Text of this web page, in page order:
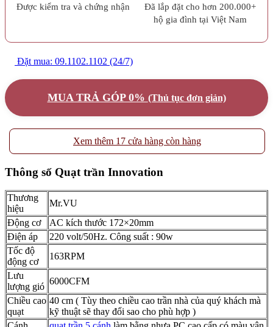
Được kiểm tra và chứng nhận
Đã lắp đặt cho hơn 200.000+
hộ gia đình tại Việt Nam
Đặt mua: 09.1102.1102 (24/7)
MUA TRẢ GÓP 0% (Thủ tục đơn giản)
Xem thêm 17 cửa hàng còn hàng
Thông số Quạt trần Innovation
Thương
hiệu
Mr.VU
Động cơ
AC kích thước 172×20mm
Điện áp
220 volt/50Hz. Công suất : 90w
Tốc độ
động cơ
163RPM
Lưu
lượng gió
6000CFM
Chiều cao
quạt
40 cm ( Tùy theo chiều cao trần nhà của quý khách mà
kỹ thuật sẽ thay đổi sao cho phù hợp )